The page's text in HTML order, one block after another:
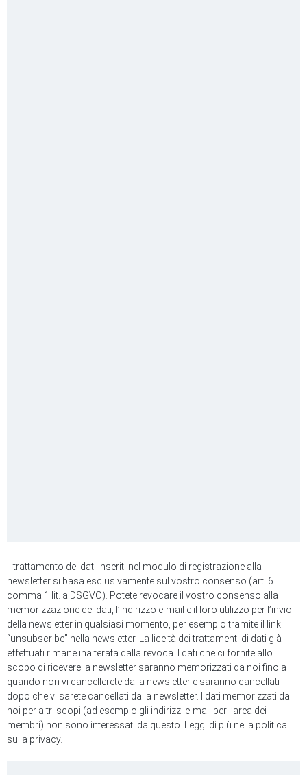
Il trattamento dei dati inseriti nel modulo di registrazione alla
newsletter si basa esclusivamente sul vostro consenso (art. 6
comma 1 lit. a DSGVO). Potete revocare il vostro consenso alla
memorizzazione dei dati, l’indirizzo e-mail e il loro utilizzo per l’invio
della newsletter in qualsiasi momento, per esempio tramite il link
“unsubscribe” nella newsletter. La liceità dei trattamenti di dati già
effettuati rimane inalterata dalla revoca. I dati che ci fornite allo
scopo di ricevere la newsletter saranno memorizzati da noi fino a
quando non vi cancellerete dalla newsletter e saranno cancellati
dopo che vi sarete cancellati dalla newsletter. I dati memorizzati da
noi per altri scopi (ad esempio gli indirizzi e-mail per l’area dei
membri) non sono interessati da questo. Leggi di più nella politica
sulla privacy.